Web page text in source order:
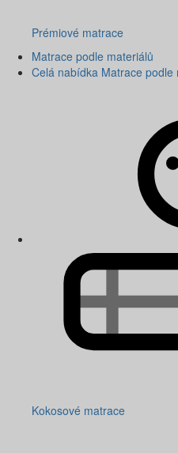
Prémiové matrace
Matrace podle materiálů
Celá nabídka Matrace podle
Kokosové matrace